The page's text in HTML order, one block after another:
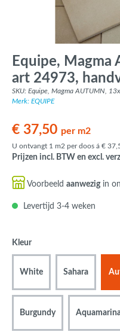
Equipe, Magma
art 24973,
SKU: Equipe, Magma AUTUMN,
Merk: EQUIPE
€ 37,50 per m2
U ontvangt 1 m2 per doos á €
Prijzen incl. BTW en excl.
Voorbeeld aanwezigin
Levertijd 3-4 weken
Kleur
White Sahara
Burgundy